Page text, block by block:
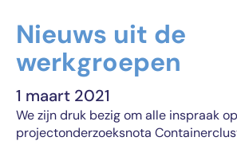
Nieuws uit de
werkgroepen
1 maart 2021
We zijn druk bezig om alle inspraak
projectonderzoeksnota